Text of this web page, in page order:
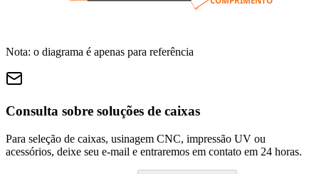
Nota: o diagrama é apenas para referência
Consulta sobre soluções de caixas
Para seleção de caixas, usinagem CNC, impressão UV ou
acessórios, deixe seu e-mail e entraremos em contato em 24 horas.